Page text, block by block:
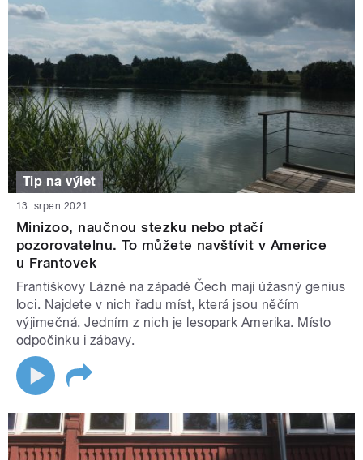
Tip na výlet
13. srpen 2021
Minizoo, naučnou stezku nebo ptačí
pozorovatelnu. To můžete navštívit v Americe
u Frantovek
Františkovy Lázně na západě Čech mají úžasný genius
loci. Najdete v nich řadu míst, která jsou něčím
výjimečná. Jedním z nich je lesopark Amerika. Místo
odpočinku i zábavy.